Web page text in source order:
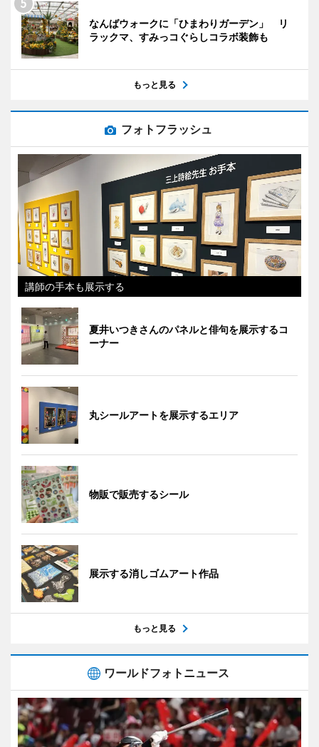
なんばウォークに「ひまわりガーデン」 リ
ラックマ、すみっコぐらしコラボ装飾も
もっと見る
フォトフラッシュ
講師の手本も展示する
夏井いつきさんのパネルと俳句を展示するコ
ーナー
丸シールアートを展示するエリア
物販で販売するシール
展示する消しゴムアート作品
もっと見る
ワールドフォトニュース